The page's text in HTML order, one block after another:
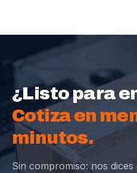
¿Listo para
Cotiza en
minutos.
Sin compromiso: nos